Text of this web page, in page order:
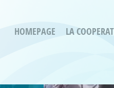
HOMEPAGE LA